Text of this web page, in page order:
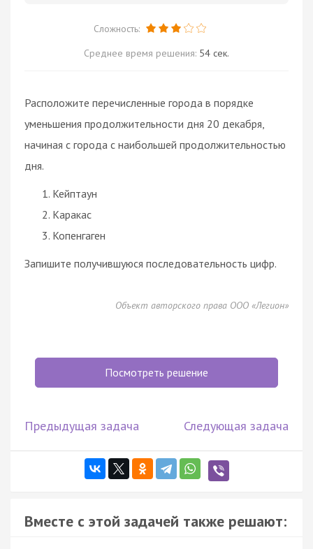
Сложность:
Среднее время решения: 54 сек.
Расположите перечисленные города в порядке
уменьшения продолжительности дня 20 декабря,
начиная с города с наибольшей продолжительностью
дня.
Кейптаун
Каракас
Копенгаген
Запишите получившуюся последовательность цифр.
Объект авторского права ООО «Легион»
Посмотреть решение
Предыдущая задача Следующая задача
Вместе с этой задачей также решают: